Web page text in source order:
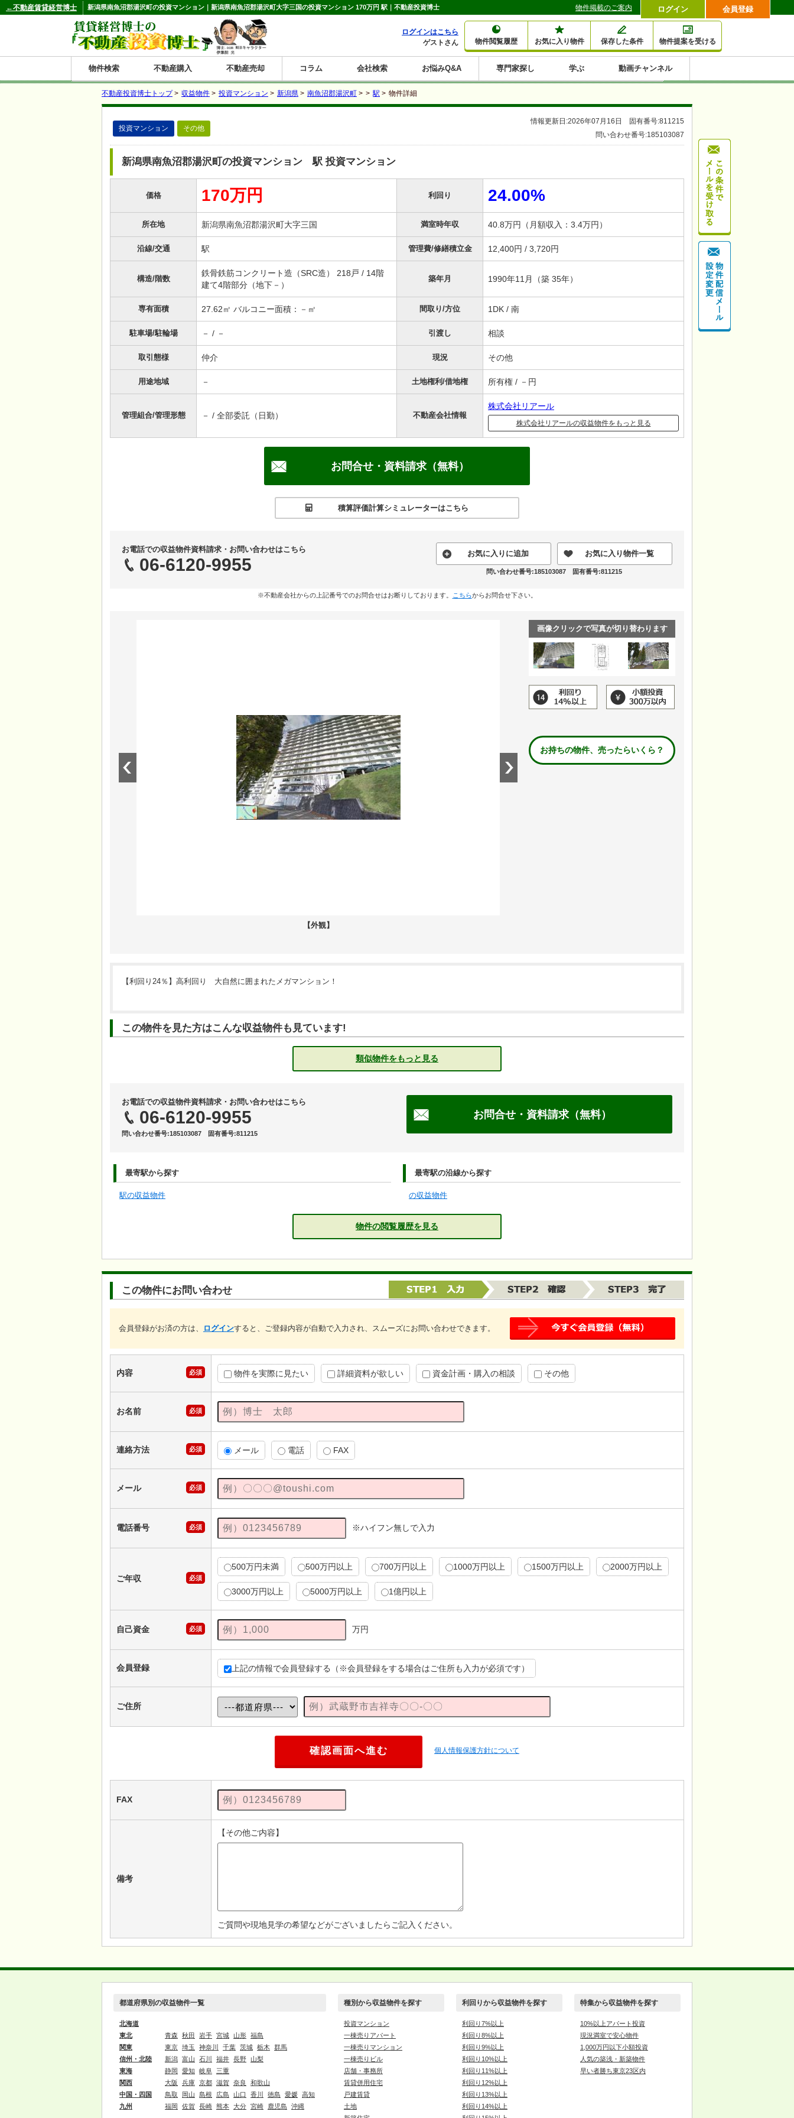
新潟県南魚沼郡湯沢町の投資マンション｜新潟県南魚沼郡湯沢町大字三国の投資マンション 170万円 駅｜不動産投資博士
物件閲覧履歴 お気に入り物件 保存した条件 物件提案を受ける
ログインはこちら
ゲストさん
物件検索
青森
秋田
岩手
宮城
山形
福島
東京
埼玉
神奈川
千葉
茨城
栃木
群馬
新潟
富山
石川
福井
長野
山梨
静岡
愛知
岐阜
三重
大阪
兵庫
京都
滋賀
奈良
和歌山
鳥取
岡山
島根
広島
山口
香川
徳島
愛媛
高知
福岡
佐賀
長崎
熊本
大分
宮崎
鹿児島
沖縄
不動産購入 不動産売却 コラム
購入コラム
売却コラム
大家さんコラム
賃貸経営コラム
会社検索 お悩みQ&A 専門家探し 学ぶ 動画チャンネル
ログイン 会員登録
物件掲載のご案内
←不動産賃貸経営博士
不動産投資博士トップ> 収益物件 > 投資マンション > 新潟県 > 南魚沼郡湯沢町 > > 駅 > 物件詳細
投資マンション その他
情報更新日:2026年07月16日 固有番号:811215
問い合わせ番号:185103087
新潟県南魚沼郡湯沢町の投資マンション 駅 投資マンション
価格 170万円 利回り 24.00%
所在地 新潟県南魚沼郡湯沢町大字三国 満室時年収 40.8万円（月額収入：3.4万円）
沿線/交通 駅 管理費/修繕積立金 12,400円 / 3,720円
構造/階数
鉄骨鉄筋コンクリート造（SRC造） 218戸 / 14階
建て4階部分（地下－）
築年月 1990年11月（築 35年）
専有面積 27.62㎡ バルコニー面積：－㎡ 間取り/方位 1DK / 南
駐車場/駐輪場 － / － 引渡し 相談
取引態様 仲介 現況 その他
用途地域 － 土地権利/借地権 所有権 / －円
管理組合/管理形態 － / 全部委託（日勤） 不動産会社情報
株式会社リアール
株式会社リアールの収益物件をもっと見る
お問合せ・資料請求（無料）
積算評価計算シミュレーターはこちら
お電話での収益物件資料請求・お問い合わせはこちら
06-6120-9955
お気に入りに追加 お気に入り物件一覧
問い合わせ番号:185103087 固有番号:811215
※不動産会社からの上記番号でのお問合せはお断りしております。 こちらからお問合せ下さい。
【外観】
画像クリックで写真が切り替わります
お持ちの物件、売ったらいくら？
【利回り24％】高利回り 大自然に囲まれたメガマンション！
この物件を見た方はこんな収益物件も見ています!
類似物件をもっと見る
お電話での収益物件資料請求・お問い合わせはこちら
06-6120-9955
問い合わせ番号:185103087 固有番号:811215
お問合せ・資料請求（無料）
最寄駅から探す
駅の収益物件
最寄駅の沿線から探す
の収益物件
物件の閲覧履歴を見る
この物件にお問い合わせ
会員登録がお済の方は、 ログインすると、ご登録内容が自動で入力され、スムーズにお問い合わせできます。
内容 必須 物件を実際に見たい 詳細資料が欲しい 資金計画・購入の相談 その他
お名前 必須
連絡方法 必須 メール 電話 FAX
メール 必須
電話番号 必須 ※ハイフン無しで入力
ご年収 必須
500万円未満 500万円以上 700万円以上 1000万円以上 1500万円以上 2000万円以上
3000万円以上 5000万円以上 1億円以上
自己資金 必須 万円
会員登録 上記の情報で会員登録する（※会員登録をする場合はご住所も入力が必須です）
ご住所
個人情報保護方針について
FAX
備考
【その他ご内容】
ご質問や現地見学の希望などがございましたらご記入ください。
都道府県別の収益物件一覧
北海道
東北
青森 秋田 岩手 宮城 山形 福島
関東
東京 埼玉 神奈川 千葉 茨城 栃木
群馬
信州・北陸
新潟 富山 石川 福井 長野
山梨
東海
静岡 愛知 岐阜
三重
関西
大阪 兵庫 京都 滋賀 奈良
和歌山
中国・四国
鳥取 岡山 島根 広島 山口 香川 徳島 愛媛 高知
九州
福岡 佐賀 長崎 熊本 大分 宮崎 鹿児島 沖縄
種別から収益物件を探す
投資マンション
一棟売りアパート
一棟売りマンション
一棟売りビル
店舗・事務所
賃貸併用住宅
戸建賃貸
土地
利回りから収益物件を探す
利回り7%以上
利回り8%以上
利回り9%以上
利回り10%以上
利回り11%以上
利回り12%以上
利回り13%以上
利回り14%以上
特集から収益物件を探す
10%以上アパート投資
現況満室で安心物件
1,000万円以下小額投資
人気の築浅・新築物件
早い者勝ち東京23区内